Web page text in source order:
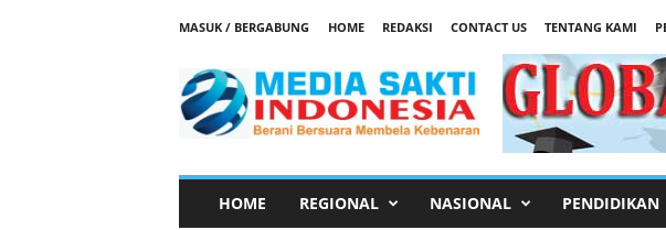
MASUK / BERGABUNG HOME REDAKSI CONTACT US TENTANG KAMI
d
HOME REGIONAL NASIONAL PENDIDIKAN